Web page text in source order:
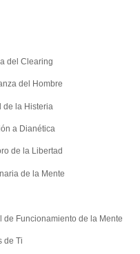
del Clearing
del Hombre
de la Histeria
a Dianética
de la Libertad
de la Mente
de Funcionamiento de la Mente
de Ti